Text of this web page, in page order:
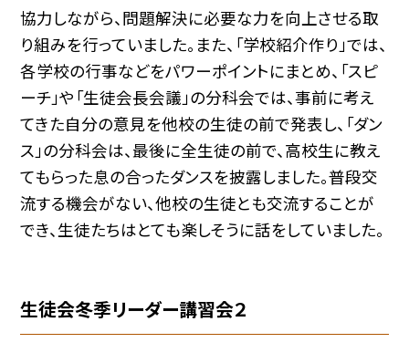
協力しながら、問題解決に必要な力を向上させる取
り組みを行っていました。また、「学校紹介作り」では、
各学校の行事などをパワーポイントにまとめ、「スピ
ーチ」や「生徒会長会議」の分科会では、事前に考え
てきた自分の意見を他校の生徒の前で発表し、「ダン
ス」の分科会は、最後に全生徒の前で、高校生に教え
てもらった息の合ったダンスを披露しました。普段交
流する機会がない、他校の生徒とも交流することが
でき、生徒たちはとても楽しそうに話をしていました。
生徒会冬季リーダー講習会２